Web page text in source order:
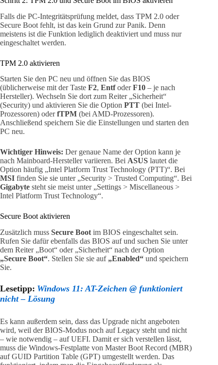
Falls die PC-Integritätsprüfung meldet, dass TPM 2.0 oder
Secure Boot fehlt, ist das kein Grund zur Panik. Denn
meistens ist die Funktion lediglich deaktiviert und muss nur
eingeschaltet werden.
TPM 2.0 aktivieren
Starten Sie den PC neu und öffnen Sie das BIOS
(üblicherweise mit der Taste F2, EntfoderF10 – je nach
Hersteller). Wechseln Sie dort zum Reiter „Sicherheit“
(Security) und aktivieren Sie die Option PTT (bei Intel-
Prozessoren) oderfTPM (bei AMD-Prozessoren).
Anschließend speichern Sie die Einstellungen und starten den
PC neu.
Wichtiger Hinweis: Der genaue Name der Option kann je
nach Mainboard-Hersteller variieren. Bei ASUS lautet die
Option häufig „Intel Platform Trust Technology (PTT)“. Bei
MSI finden Sie sie unter „Security > Trusted Computing“. Bei
Gigabyte steht sie meist unter „Settings > Miscellaneous >
Intel Platform Trust Technology“.
Secure Boot aktivieren
Zusätzlich muss Secure Boot im BIOS eingeschaltet sein.
Rufen Sie dafür ebenfalls das BIOS auf und suchen Sie unter
dem Reiter „Boot“ oder „Sicherheit“ nach der Option
„Secure Boot“. Stellen Sie sie auf „Enabled“ und speichern
Sie.
Lesetipp: Windows 11: AT-Zeichen @ funktioniert
nicht – Lösung
Es kann außerdem sein, dass das Upgrade nicht angeboten
wird, weil der BIOS-Modus noch auf Legacy steht und nicht
– wie notwendig – auf UEFI. Damit er sich verstellen lässt,
muss die Windows-Festplatte von Master Boot Record (MBR)
auf GUID Partition Table (GPT) umgestellt werden. Das